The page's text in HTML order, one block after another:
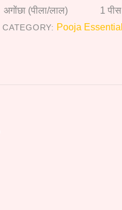
अगोंछा (पीला/लाल)
1 पीस
CATEGORY: Pooja